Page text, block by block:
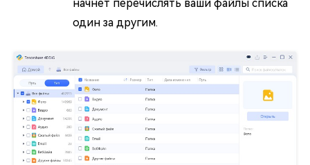
начнет перечислять ваши файлы списка
один за другим.